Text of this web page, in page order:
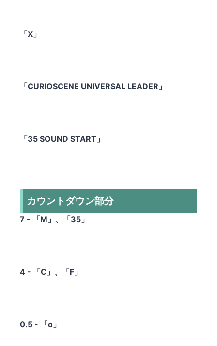
「X」
「CURIOSCENE UNIVERSAL LEADER」
「35 SOUND START」
カウントダウン部分
7 - 「M」、「35」
4 - 「C」、「F」
0.5 - 「o」